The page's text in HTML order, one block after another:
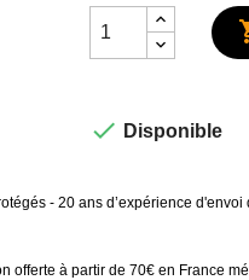
 Disponible
- 20 ans d’expérience d'envoi
offerte à partir de 70€ en France